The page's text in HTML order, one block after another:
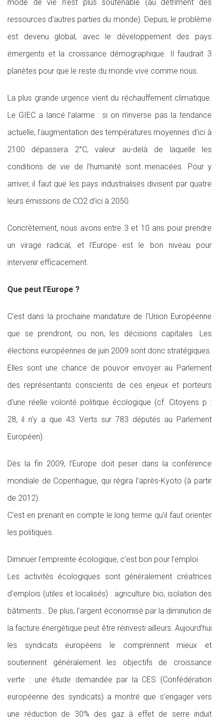
mode de vie n’est plus soutenable (au détriment des
ressources d’autres parties du monde). Depuis, le problème
est devenu global, avec le développement des pays
émergents et la croissance démographique. Il faudrait 3
planètes pour que le reste du monde vive comme nous.
La plus grande urgence vient du réchauffement climatique.
Le GIEC a lancé l’alarme : si on n’inverse pas la tendance
actuelle, l’augmentation des températures moyennes d’ici à
2100 dépassera 2°C, valeur au-delà de laquelle les
conditions de vie de l’humanité sont menacées. Pour y
arriver, il faut que les pays industrialisés divisent par quatre
leurs émissions de CO2 d’ici à 2050.
Concrètement, nous avons entre 3 et 10 ans pour prendre
un virage radical, et l’Europe est le bon niveau pour
intervenir efficacement.
Que peut l’Europe ?
C’est dans la prochaine mandature de l’Union Européenne
que se prendront, ou non, les décisions capitales. Les
élections européennes de juin 2009 sont donc stratégiques.
Elles sont une chance de pouvoir envoyer au Parlement
des représentants conscients de ces enjeux et porteurs
d’une réelle volonté politique écologique (cf. Citoyens p :
28, il n’y a que 43 Verts sur 783 députés au Parlement
Européen).
Dès la fin 2009, l’Europe doit peser dans la conférence
mondiale de Copenhague, qui régira l’après-Kyoto (à partir
de 2012).
C’est en prenant en compte le long terme qu’il faut orienter
les politiques.
Diminuer l’empreinte écologique, c’est bon pour l’emploi
Les activités écologiques sont généralement créatrices
d’emplois (utiles et localisés) : agriculture bio, isolation des
bâtiments… De plus, l’argent économisé par la diminution de
la facture énergétique peut être réinvesti ailleurs. Aujourd’hui
les syndicats européens le comprennent mieux et
soutiennent généralement les objectifs de croissance
verte : une étude demandée par la CES (Confédération
européenne des syndicats) a montré que s’engager vers
une réduction de 30% des gaz à effet de serre induit